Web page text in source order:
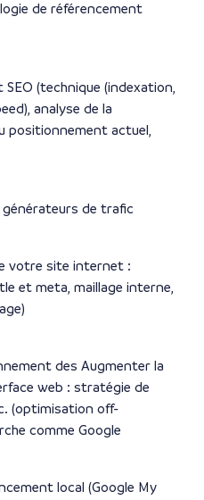
des Augmenter la
web : stratégie de
(optimisation off-
comme Google
local (Google My
de référencement
(technique (indexation,
analyse de la
positionnement actuel,
de trafic
votre site internet :
et meta, maillage interne,